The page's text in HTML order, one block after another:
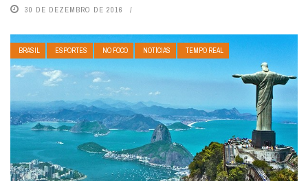
30 DE DEZEMBRO DE 2016
BRASIL ESPORTES NO FOCO NOTÍCIAS TEMPO REAL